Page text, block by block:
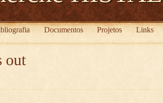
Documentos Projetos Links
out